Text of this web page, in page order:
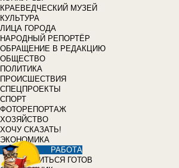
КРАЕВЕДЧЕСКИЙ МУЗЕЙ
КУЛЬТУРА
ЛИЦА ГОРОДА
НАРОДНЫЙ РЕПОРТЁР
ОБРАЩЕНИЕ В РЕДАКЦИЮ
ОБЩЕСТВО
ПОЛИТИКА
ПРОИСШЕСТВИЯ
СПЕЦПРОЕКТЫ
СПОРТ
ФОТОРЕПОРТАЖ
ХОЗЯЙСТВО
ХОЧУ СКАЗАТЬ!
ЭКОНОМИКА
РАБОТА
УЧИТЬСЯ ГОТОВ